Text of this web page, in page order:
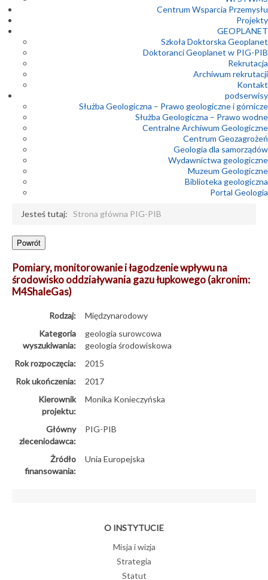
Centrum Wsparcia Przemysłu
Projekty
GEOPLANET
Szkoła Doktorska Geoplanet
Doktoranci Geoplanet w PIG-PIB
Rekrutacja
Archiwum rekrutacji
Kontakt
podserwisy
Służba Geologiczna – Prawo geologiczne i górnicze
Służba Geologiczna – Prawo wodne
Centralne Archiwum Geologiczne
Centrum Geozagrożeń
Geologia dla samorządów
Wydawnictwa geologiczne
Muzeum Geologiczne
Biblioteka geologiczna
Portal Geologia
Jesteś tutaj: Strona główna PIG-PIB
Pomiary, monitorowanie i łagodzenie wpływu na
środowisko oddziaływania gazu łupkowego (akronim:
M4ShaleGas)
Rodzaj:
Międzynarodowy
Kategoria
wyszukiwania:
geologia surowcowa
geologia środowiskowa
Rok rozpoczęcia:
2015
Rok ukończenia:
2017
Kierownik
projektu:
Monika Konieczyńska
Główny
zleceniodawca:
PIG-PIB
Żródło
finansowania:
Unia Europejska
O INSTYTUCIE
Misja i wizja
Strategia
Statut